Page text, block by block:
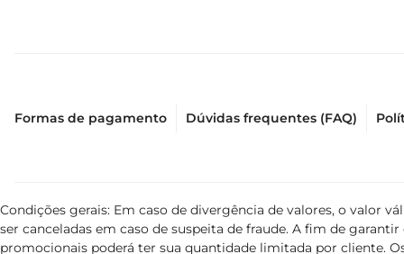
Formas de pagamento Dúvidas frequentes (FAQ)
Condições gerais: Em caso de divergência de valores, o valor
ser canceladas em caso de suspeita de fraude. A fim de
promocionais poderá ter sua quantidade limitada por cliente.